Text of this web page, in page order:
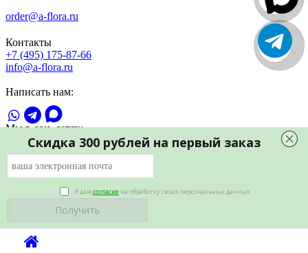
Скидка 300 рублей на первый заказ
Я даюсогласие на обработку своих персональных данных.
order@a-flora.ru
Контакты
+7 (495) 175-87-66
info@a-flora.ru
Написать нам:
Мы в соц. сетях: